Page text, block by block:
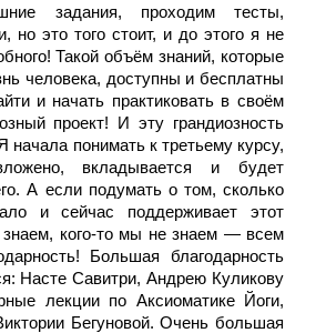
задания, проходим тесты,
но это того стоит, и до этого я не
Такой объём знаний, которые
человека, доступны и бесплатны
и начать практиковать в своём
проект! И эту грандиозность
начала понимать к третьему курсу,
вкладывается и будет
А если подумать о том, сколько
и сейчас поддерживает этот
знаем, кого-то мы не знаем — всем
Большая благодарность
Насте Савитри, Андрею Куликову
лекции по Аксиоматике Йоги,
Бегуновой. Очень большая